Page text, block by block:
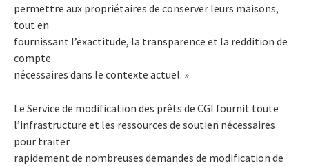
permettre aux propriétaires de conserver leurs maisons,
tout en
fournissant l’exactitude, la transparence et la reddition de
compte
nécessaires dans le contexte actuel. »
Le Service de modification des prêts de CGI fournit toute
l’infrastructure et les ressources de soutien nécessaires
pour traiter
rapidement de nombreuses demandes de modification de